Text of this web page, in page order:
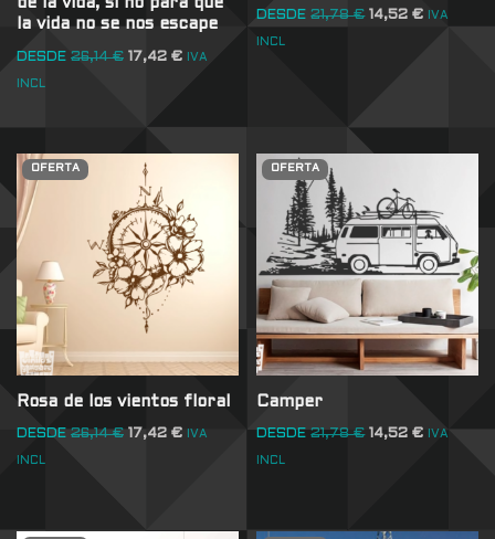
de la vida, si no para que
la vida no se nos escape
DESDE 26,14€ 17,42 € IVA
INCL
DESDE 21,78€ 14,52€ IVA
INCL
OFERTA
Rosa de los vientos floral
DESDE 26,14€ 17,42 € IVA
INCL
OFERTA
Camper
DESDE 21,78€ 14,52€ IVA
INCL